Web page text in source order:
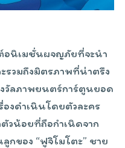
นิเมชั่นผจญภัยที่จะนำ
รวมถึงมิตรภาพที่น่าตรึง
วัลภาพยนตร์การ์ตูนยอด
องดำเนินโดยตัวละคร
วน้อยที่ถือกำเนิดจาก
กของ “ฟูจิโมโตะ” ชาย